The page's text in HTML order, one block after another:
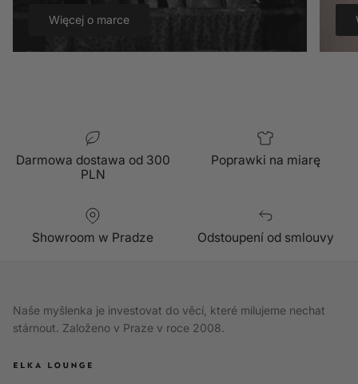
Więcej o marce
Darmowa dostawa od 300
PLN
Poprawki na miarę
Showroom w Pradze Odstoupení od smlouvy
Naše myšlenka je investovat do věcí, které milujeme nechat
stárnout. Založeno v Praze v roce 2008.